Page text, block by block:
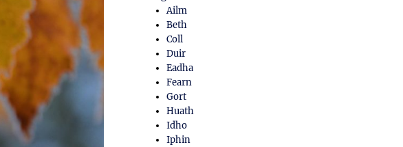
Ailm
Beth
Coll
Duir
Eadha
Fearn
Gort
Huath
Idho
Iphin